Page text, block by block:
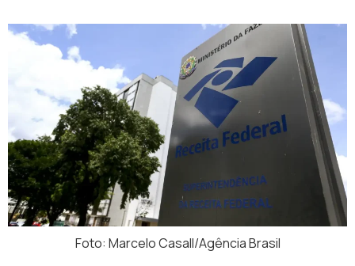
Foto: Marcelo Casall/Agência Brasil